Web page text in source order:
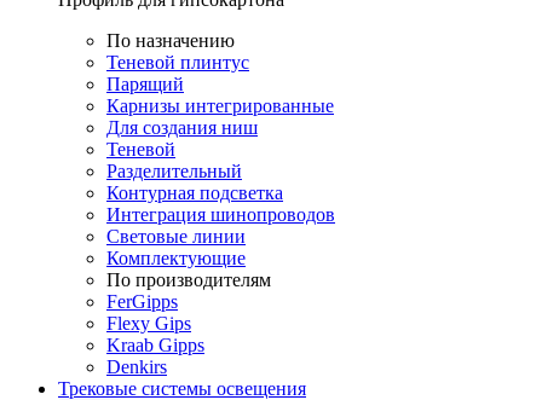
По назначению
Теневой плинтус
Парящий
Карнизы интегрированные
Для создания ниш
Теневой
Разделительный
Контурная подсветка
Интеграция шинопроводов
Световые линии
Комплектующие
По производителям
FerGipps
Flexy Gips
Kraab Gipps
Denkirs
Трековые системы освещения